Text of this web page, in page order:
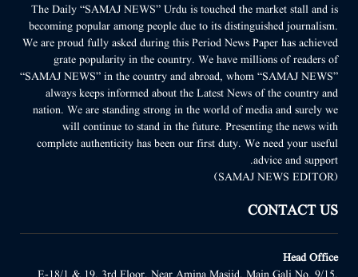
The Daily “SAMAJ NEWS” Urdu is touched the market stall and is
becoming popular among people due to its distinguished journalism.
We are proud fully asked during this Period News Paper has achieved
grate popularity in the country. We have millions of readers of
“SAMAJ NEWS” in the country and abroad, whom “SAMAJ NEWS”
always keeps informed about the Latest News of the country and
nation. We are standing strong in the world of media and surely we
will continue to stand in the future. Presenting the news with
complete authenticity has been our first duty. We need your useful
advice and support.
(SAMAJ NEWS EDITOR)
CONTACT US
Head Office